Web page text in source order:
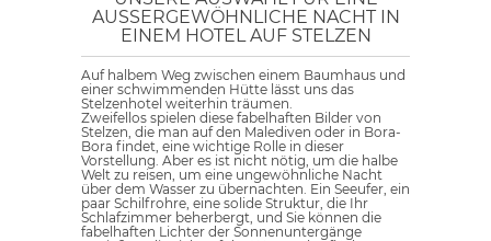
AUSSERGEWÖHNLICHE NACHT IN E
INEM HOTEL AUF STELZEN
Auf halbem Weg zwischen einem Baumhaus und
einer schwimmenden Hütte lässt uns das
Stelzenhotel weiterhin träumen.
Zweifellos spielen diese fabelhaften Bilder von
Stelzen, die man auf den Malediven oder in Bora-
Bora findet, eine wichtige Rolle in dieser
Vorstellung. Aber es ist nicht nötig, um die halbe
Welt zu reisen, um eine ungewöhnliche Nacht
über dem Wasser zu übernachten. Ein Seeufer, ein
paar Schilfrohre, eine solide Struktur, die Ihr
Schlafzimmer beherbergt, und Sie können die
fabelhaften Lichter der Sonnenuntergänge